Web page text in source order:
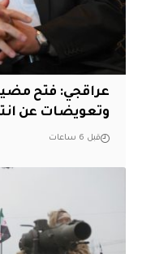
عراقجي: فتح
وتعويضات عن
قبل 6 ساعات